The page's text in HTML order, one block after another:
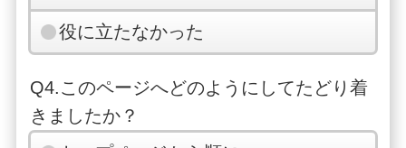
役に立たなかった
Q4.このページへどのようにしてたどり着
きましたか？